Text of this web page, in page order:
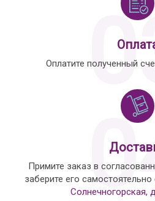
Оплатите полученный
Примите заказ в
заберите его
Солнечногорская,